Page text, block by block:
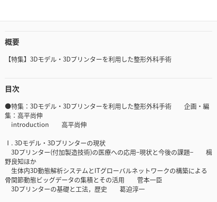
概要
【特集】3Dモデル・3Dプリンターを利用した整形外科手術
目次
●特集：3Dモデル・3Dプリンターを利用した整形外科手術 企画・編
集：高平尚伸
introduction 高平尚伸
Ⅰ. 3Dモデル・3Dプリンターの現状
3Dプリンター(付加製造技術)の医療への応用−現状と今後の課題− 楫
野良知ほか
生体内3D動態解析システムとITグローバルネットワークの構築による
骨関節動態ビッグデータの集積とその活用 菅本一臣
3Dプリンターの基礎と工法，歴史 葛迫淳一